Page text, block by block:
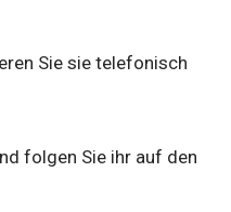
Sie sie telefonisch
folgen Sie ihr auf den